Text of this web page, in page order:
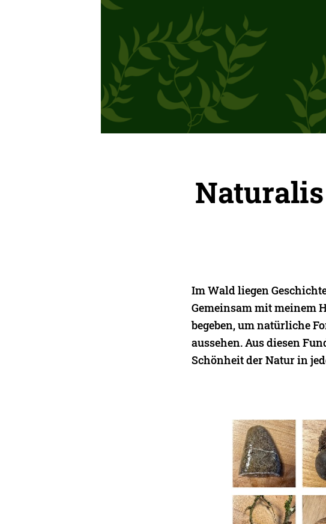
Im Wald liegen
Gemeinsam mit meinem
begeben, um natürliche
aussehen. Aus diesen
Schönheit der Natur in